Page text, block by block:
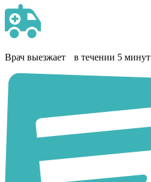
Врач выезжает в течении 5 минут